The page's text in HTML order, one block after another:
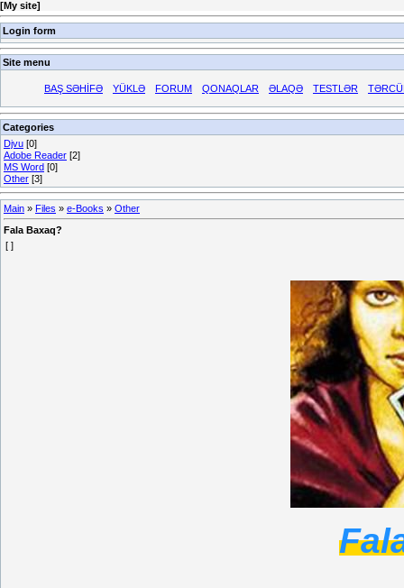
[My site]
Login form
Site menu
BAŞ SƏHİFƏ YÜKLƏ FORUM QONAQLAR ƏLAQƏ TESTLƏR
Categories
Djvu [0]
Adobe Reader [2]
MS Word [0]
Other [3]
Main » Files » e-Books » Other
Fala Baxaq?
[ ]